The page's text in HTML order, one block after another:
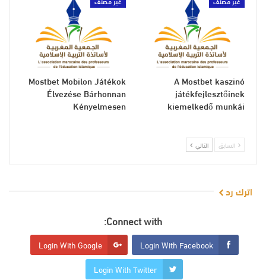
A Mostbet kaszinó
játékfejlesztőinek
kiemelkedő munkái
Mostbet Mobilon Játékok
Élvezése Bárhonnan
Kényelmesen
السابق التالي
اترك رد
Connect with:
Login With Facebook
Login With Google
Login With Twitter